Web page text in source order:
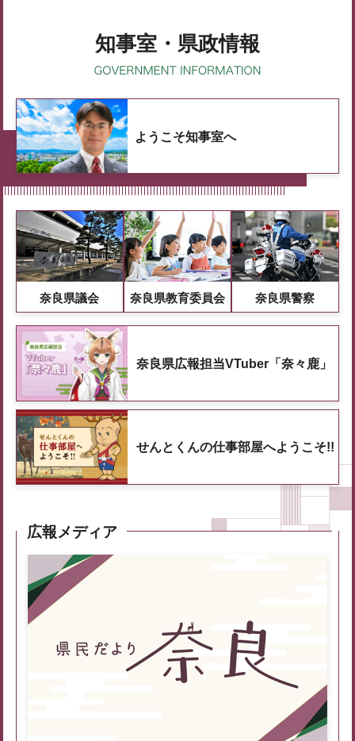
知事室・県政情報
ようこそ知事室へ
奈良県議会 奈良県教育委員会 奈良県警察
奈良県広報担当VTuber「奈々鹿」
せんとくんの仕事部屋へようこそ!!
広報メディア